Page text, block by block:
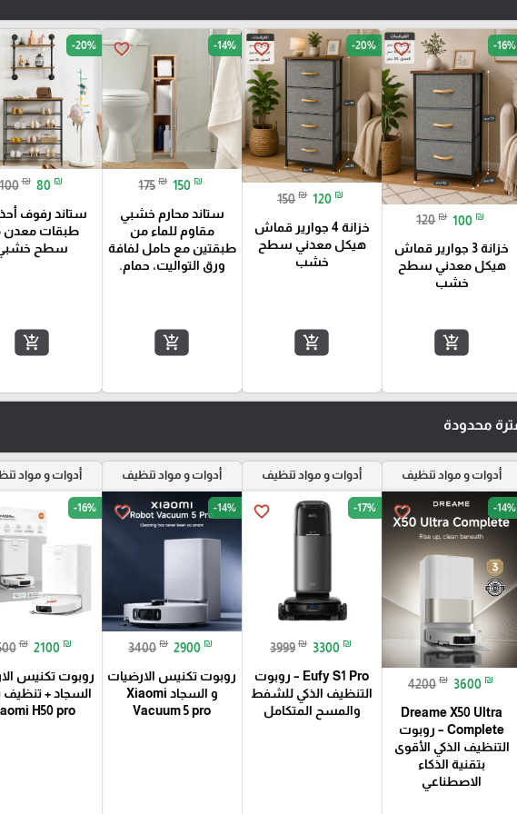
favorite_border -16%
120 ₪ 100 ₪
خزانة 3 جوارير قماش
هيكل معدني سطح
خشب
add_shopping_cart
favorite_border -20%
150 ₪ 120 ₪
خزانة 4 جوارير قماش
هيكل معدني سطح
خشب
add_shopping_cart
favorite_border -14%
175 ₪ 150 ₪
ستاند محارم خشبي
مقاوم للماء من
طبقتين مع حامل لفافة
ورق التواليت، حمام.
add_shopping_cart
-20%
₪ 80 ₪
طبقات معدن
سطح
add_shopping_cart
محدودة
أدوات و مواد تنظيف
favorite_border -14%
4200 ₪ 3600 ₪
Dreame X50 Ultra
Complete – روبوت
التنظيف الذكي الأقوى
بتقنية الذكاء
الاصطناعي
أدوات و مواد تنظيف
favorite_border -17%
3999 ₪ 3300 ₪
Eufy S1 Pro – روبوت
التنظيف الذكي للشفط
والمسح المتكامل
أدوات و مواد تنظيف
favorite_border -14%
3400 ₪ 2900 ₪
روبوت تكنيس الارضيات
و السجاد Xiaomi
Vacuum 5 pro
أدوات و مواد
-16%
₪ 2100 ₪
روبوت تكنيس
السجاد + تنظيف
H50 pro